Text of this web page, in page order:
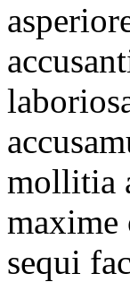
mollitia
maxime
sequi